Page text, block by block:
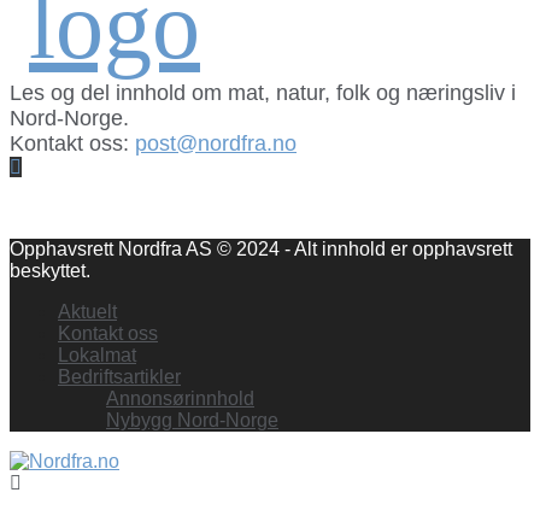
Les og del innhold om mat, natur, folk og næringsliv i
Nord-Norge.
Kontakt oss: post@nordfra.no
Opphavsrett Nordfra AS © 2024 - Alt innhold er opphavsrett
beskyttet.
Aktuelt
Kontakt oss
Lokalmat
Bedriftsartikler
Annonsørinnhold
Nybygg Nord-Norge